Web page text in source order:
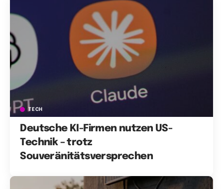
TECH
Deutsche KI-Firmen nutzen US-
Technik – trotz
Souveränitätsversprechen